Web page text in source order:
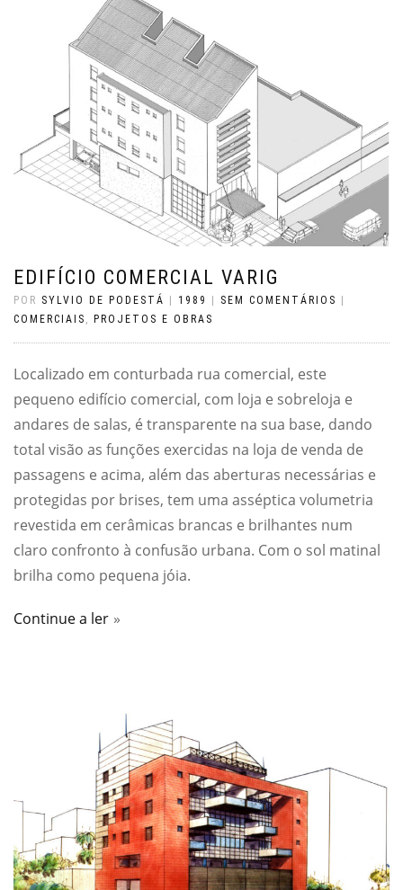
EDIFÍCIO COMERCIAL VARIG
POR SYLVIO DE PODESTÁ 1989 SEM COMENTÁRIOS
COMERCIAIS , PROJETOS E OBRAS
Localizado em conturbada rua comercial, este
pequeno edifício comercial, com loja e sobreloja e
andares de salas, é transparente na sua base, dando
total visão as funções exercidas na loja de venda de
passagens e acima, além das aberturas necessárias e
protegidas por brises, tem uma asséptica volumetria
revestida em cerâmicas brancas e brilhantes num
claro confronto à confusão urbana. Com o sol matinal
brilha como pequena jóia.
Continue a ler